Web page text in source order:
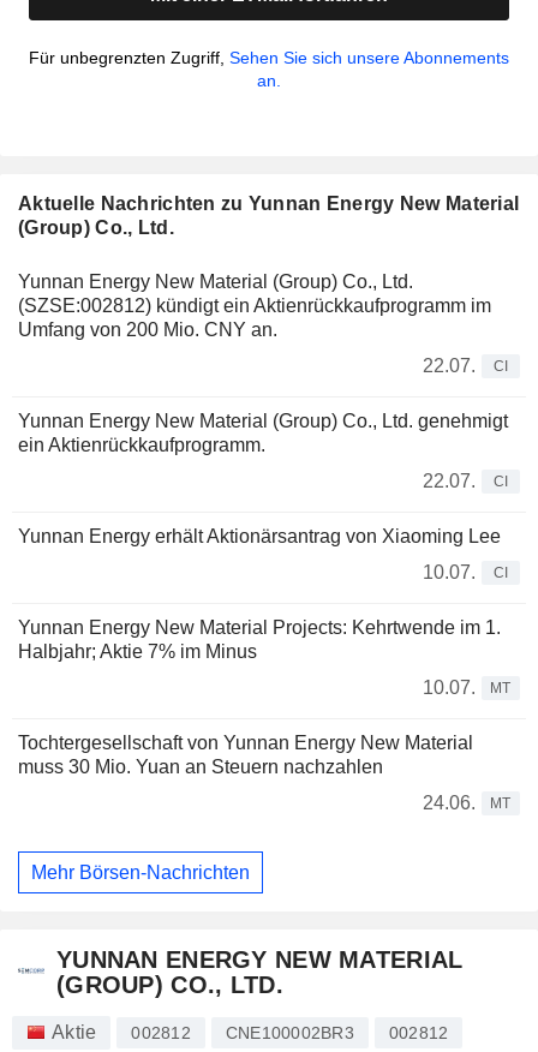
Für unbegrenzten Zugriff, Sehen Sie sich unsere Abonnements
an.
Aktuelle Nachrichten zu Yunnan Energy New Material
(Group) Co., Ltd.
Yunnan Energy New Material (Group) Co., Ltd.
(SZSE:002812) kündigt ein Aktienrückkaufprogramm im
Umfang von 200 Mio. CNY an.
22.07.
CI
Yunnan Energy New Material (Group) Co., Ltd. genehmigt
ein Aktienrückkaufprogramm.
22.07.
CI
Yunnan Energy erhält Aktionärsantrag von Xiaoming Lee
10.07.
CI
Yunnan Energy New Material Projects: Kehrtwende im 1.
Halbjahr; Aktie 7% im Minus
10.07.
MT
Tochtergesellschaft von Yunnan Energy New Material
muss 30 Mio. Yuan an Steuern nachzahlen
24.06.
MT
Mehr Börsen-Nachrichten
YUNNAN ENERGY NEW MATERIAL
(GROUP) CO., LTD.
Aktie 002812 CNE100002BR3 002812